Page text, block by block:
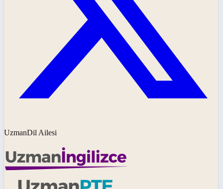
UzmanDil Ailesi